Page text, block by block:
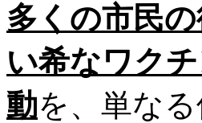
多くの市民
い希なワク
動を、単な